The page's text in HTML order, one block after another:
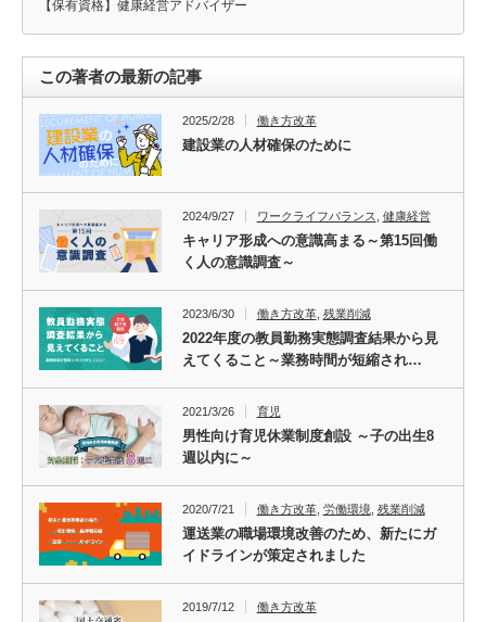
【保有資格】健康経営アドバイザー
この著者の最新の記事
2025/2/28 働き方改革
建設業の人材確保のために
2024/9/27 ワークライフバランス 健康経営
キャリア形成への意識高まる～第15回働
く人の意識調査～
2023/6/30 働き方改革, 残業削減
2022年度の教員勤務実態調査結果から見
えてくること～業務時間が短縮され…
2021/3/26 育児
男性向け育児休業制度創設 ～子の出生8
週以内に～
2020/7/21 働き方改革, 労働環境 残業削減
運送業の職場環境改善のため、新たにガ
イドラインが策定されました
2019/7/12 働き方改革